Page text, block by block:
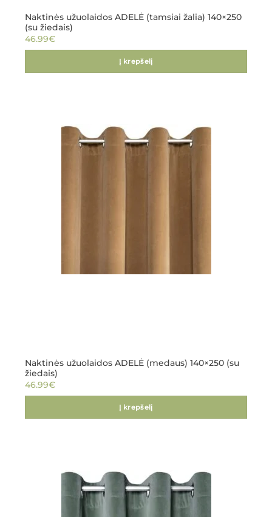
Naktinės užuolaidos ADELĖ (tamsiai žalia) 140×250
(su žiedais)
46.99€
Į krepšelį
Naktinės užuolaidos ADELĖ (medaus) 140×250 (su
žiedais)
46.99€
Į krepšelį